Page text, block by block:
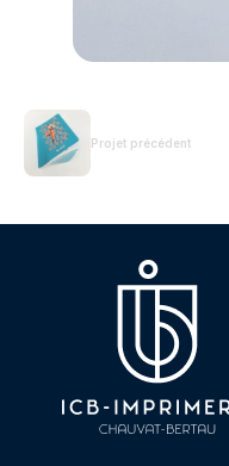
Projet précédent